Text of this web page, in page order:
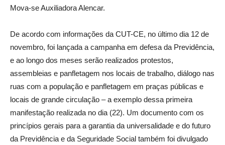
Mova-se Auxiliadora Alencar.
De acordo com informações da CUT-CE, no último dia 12 de
novembro, foi lançada a campanha em defesa da Previdência,
e ao longo dos meses serão realizados protestos,
assembleias e panfletagem nos locais de trabalho, diálogo nas
ruas com a população e panfletagem em praças públicas e
locais de grande circulação – a exemplo dessa primeira
manifestação realizada no dia (22). Um documento com os
princípios gerais para a garantia da universalidade e do futuro
da Previdência e da Seguridade Social também foi divulgado